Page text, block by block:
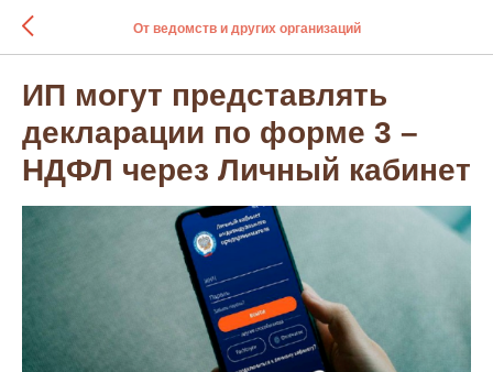
От ведомств и других организаций
ИП могут представлять
декларации по форме 3 –
НДФЛ через Личный кабинет